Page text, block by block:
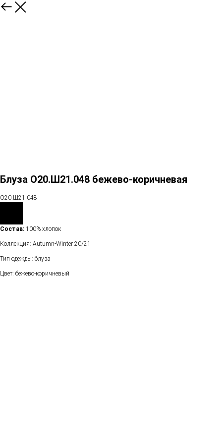
Блуза О20.Ш21.048 бежево-коричневая
О20.Ш21.048
Состав: 100% хлопок
Коллекция: Autumn-Winter 20/21
Тип одежды: блуза
Цвет: бежево-коричневый